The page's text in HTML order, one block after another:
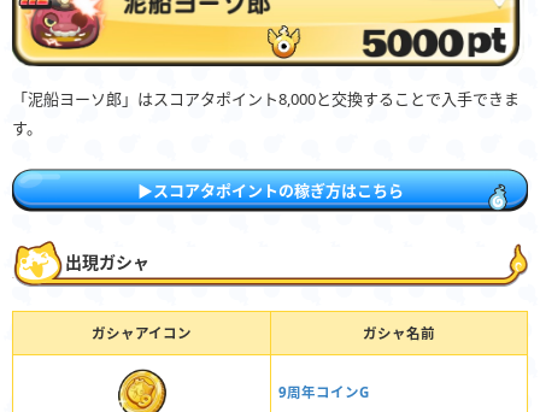
「泥船ヨーソ郎」はスコアタポイント8,000と交換することで入手できま
す。
▶スコアタポイントの稼ぎ方はこちら
出現ガシャ
ガシャアイコン ガシャ名前
9周年コインG